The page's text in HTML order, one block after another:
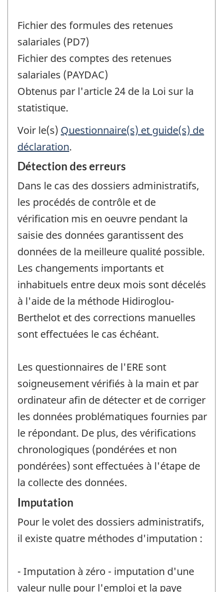
Fichier des formules des retenues
salariales (PD7)
Fichier des comptes des retenues
salariales (PAYDAC)
Obtenus par l'article 24 de la Loi sur la
statistique.
Voir le(s) Questionnaire(s) et guide(s) de
déclaration.
Détection des erreurs
Dans le cas des dossiers administratifs,
les procédés de contrôle et de
vérification mis en oeuvre pendant la
saisie des données garantissent des
données de la meilleure qualité possible.
Les changements importants et
inhabituels entre deux mois sont décelés
à l'aide de la méthode Hidiroglou-
Berthelot et des corrections manuelles
sont effectuées le cas échéant.
Les questionnaires de l'ERE sont
soigneusement vérifiés à la main et par
ordinateur afin de détecter et de corriger
les données problématiques fournies par
le répondant. De plus, des vérifications
chronologiques (pondérées et non
pondérées) sont effectuées à l'étape de
la collecte des données.
Imputation
Pour le volet des dossiers administratifs,
il existe quatre méthodes d'imputation :
- Imputation à zéro - imputation d'une
valeur nulle pour l'emploi et la paye